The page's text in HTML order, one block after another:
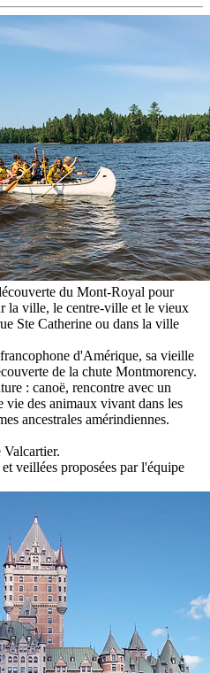
du Mont-Royal pour
la ville, le centre-ville et le vieux
Ste Catherine ou dans la ville
d'Amérique, sa vieille
de la chute Montmorency.
: canoë, rencontre avec un
vie des animaux vivant dans les
ancestrales amérindiennes.
Valcartier.
veillées proposées par l'équipe